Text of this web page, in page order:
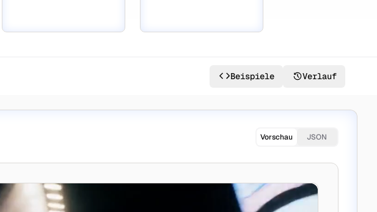
Beispiele Verlauf
Vorschau JSON